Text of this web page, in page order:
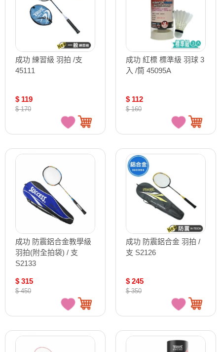
成功 練習級 羽拍 /支
45111
$ 119
$ 170
成功 紅標 標準級 羽球 3
入 /筒 45095A
$ 112
$ 160
成功 防震鋁合金教學級
羽拍(附全拍袋) / 支
S2133
$ 315
$ 450
成功 防震鋁合金 羽拍 /
支 S2126
$ 245
$ 350